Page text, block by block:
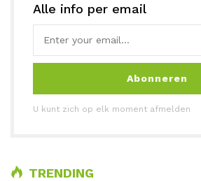
Alle info per email
Abonneren
U kunt zich op elk moment afmelden
TRENDING